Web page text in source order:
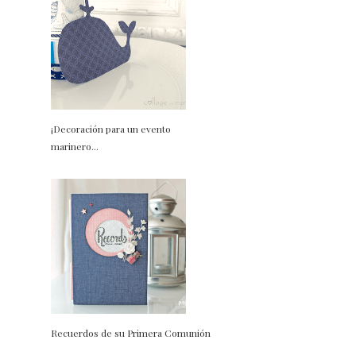
¡Decoración para un evento
marinero...
Recuerdos de su Primera Comunión